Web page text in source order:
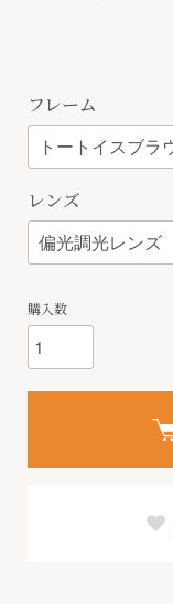
フレーム
レンズ
購入数